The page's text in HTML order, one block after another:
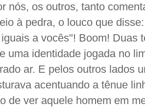
nós, os outros, tanto
à pedra, o louco que
a vocês"! Boom! Duas
uma identidade jogada no
ar. E pelos outros lados
acentuando a tênue
de ver aquele homem em